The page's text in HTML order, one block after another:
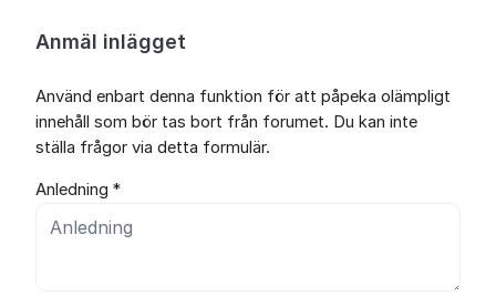
Anmäl inlägget
Använd enbart denna funktion för att påpeka olämpligt
innehåll som bör tas bort från forumet. Du kan inte
ställa frågor via detta formulär.
Anledning *